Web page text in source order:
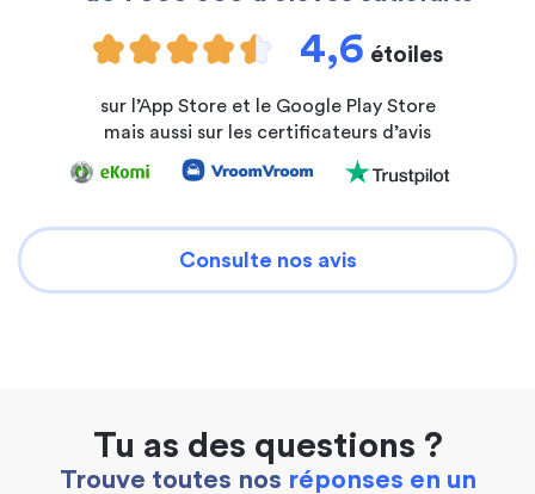
4,6 étoiles
sur l’App Store et le Google Play Store
mais aussi sur les certificateurs d’avis
Consulte nos avis
Tu as des questions ?
Trouve toutes nos réponses en un